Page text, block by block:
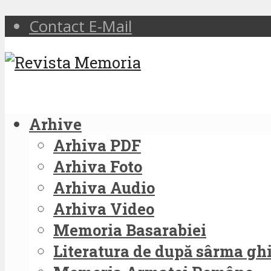
Contact E-Mail
Arhive
Arhiva PDF
Arhiva Foto
Arhiva Audio
Arhiva Video
Memoria Basarabiei
Literatura de după sârma